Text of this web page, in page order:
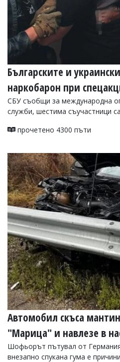
Българските и
наркобарон при
СБУ съобщи за международна
служби, шестима съучастници
прочетено 4300 пъти
Автомобил скъса
"Марица" и навлезе в
Шофьорът пътувал от
внезапно спукана гума е